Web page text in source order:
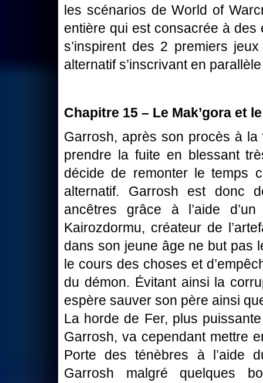
les scénarios de World of
entière qui est consacrée à
s’inspirent des 2 premiers
alternatif s’inscrivant en
Chapitre 15 – Le Mak’gora et
Garrosh, après son procès à
prendre la fuite en blessant
décide de remonter le temps
alternatif. Garrosh est donc
ancêtres grâce à l’aide
Kairozdormu, créateur de
dans son jeune âge ne but pas
le cours des choses et
du démon. Évitant ainsi la
espère sauver son père ainsi
La horde de Fer, plus
Garrosh, va cependant mettre
Porte des ténèbres à l’aide
Garrosh malgré quelques